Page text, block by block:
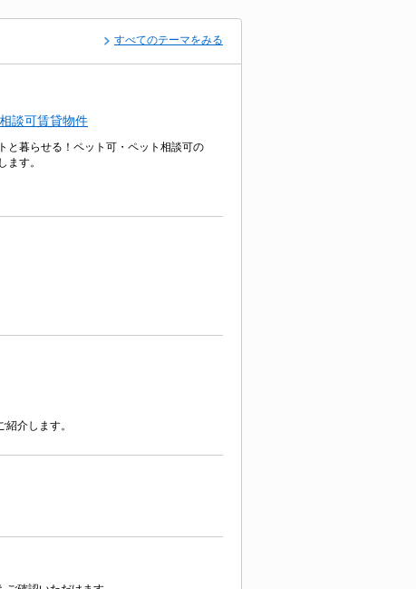
すべてのテーマをみる
談可賃貸物件
と暮らせる！ペット可・ペット相談可の
ます。
介します。